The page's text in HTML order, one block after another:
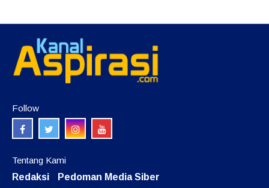
Follow
Tentang Kami
Redaksi
Pedoman Media Siber